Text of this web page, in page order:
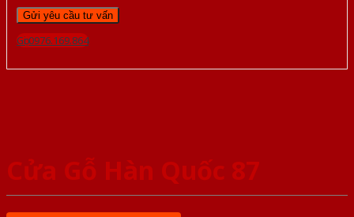
Gọi 0976.169.864
Cửa Gỗ Hàn Quốc 87